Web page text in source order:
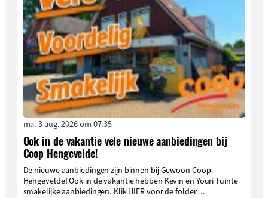
ma. 3 aug. 2026 om 07:35
Ook in de vakantie vele nieuwe aanbiedingen bij
Coop Hengevelde!
De nieuwe aanbiedingen zijn binnen bij Gewoon Coop
Hengevelde! Ook in de vakantie hebben Kevin en Youri Tuinte
smakelijke aanbiedingen. Klik HIER voor de folder....